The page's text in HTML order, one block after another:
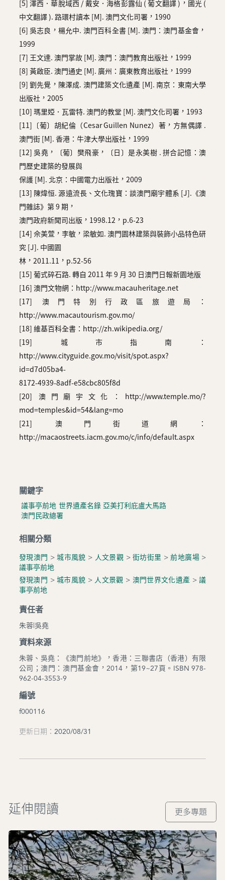
[5] 澤西．華脫域西 / 戴安．海格彭露仙 ( 葡文翻譯 )，國光 (
中文翻譯 ). 路環村讀本 [M]. 澳門文化司署，1990
[6] 吳志良，楊允中. 澳門百科全書 [M]. 澳門：澳門基金會，
1999
[7] 王文達. 澳門掌故 [M]. 澳門：澳門教育出版社，1999
[8] 黃啟臣. 澳門通史 [M]. 廣州：廣東教育出版社，1999
[9] 劉先覺，陳澤成. 澳門建築文化遺產 [M]. 南京：東南大學
出版社，2005
[10] 瑪里婭．瓦雷特. 澳門的教堂 [M]. 澳門文化司署，1993
[11]〔葡〕胡紀倫（Cesar Guillen Nunez）著，方無偶譯 .
澳門街 [M]. 香港：牛津大學出版社，1999
[12] 吳堯，〔葡〕樊飛豪，〔日〕是永美樹 . 拼合記憶：澳
門歷史建築的發展與
保護 [M]. 北京：中國電力出版社，2009
[13] 陳煒恒. 源遠流長、文化瑰寶：談澳門廟宇體系 [J].《澳
門雜誌》第 9 期，
澳門政府新聞司出版，1998.12，p.6-23
[14] 佘美萱，李敏，梁敏如. 澳門園林建築與裝飾小品特色研
究 [J]. 中國園
林，2011.11，p.52-56
[15] 葡式碎石路. 轉自 2011 年 9 月 30 日澳門日報新園地版
[16] 澳門文物網：http://www.macauheritage.net
[17] 澳門特別行政區旅遊局：
http://www.macautourism.gov.mo/
[18] 維基百科全書：http://zh.wikipedia.org/
[19] 城市指南：
http://www.cityguide.gov.mo/visit/spot.aspx?
id=d7d05ba4-
8172-4939-8adf-e58cbc805f8d
[20] 澳門廟宇文化：http://www.temple.mo/?
mod=temples&id=54&lang=mo
[21] 澳門街道網：
http://macaostreets.iacm.gov.mo/c/info/default.aspx
關鍵字
議事亭前地 世界遺產名錄 亞美打利庇盧大馬路
澳門民政總署
相關分類
發現澳門 >城市風貌 > 人文景觀 > 街坊街里 >前地廣場 >
議事亭前地
發現澳門 > 城市風貌 > 人文景觀 > 澳門世界文化遺產 >議
事亭前地
責任者
朱蓉|吳堯
資料來源
朱蓉、吳堯：《澳門前地》，香港：三聯書店（香港）有限
公司；澳門：澳門基金會，2014，第19~27頁。ISBN 978-
962-04-3553-9
編號
f000116
更新日期：2020/08/31
延伸閱讀 更多專題